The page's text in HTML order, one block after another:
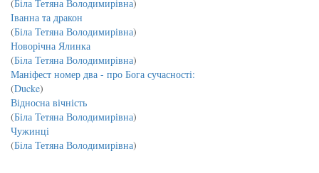
(Біла Тетяна Володимирівна)
Іванна та дракон
(Біла Тетяна Володимирівна)
Новорічна Ялинка
(Біла Тетяна Володимирівна)
Маніфест номер два - про Бога сучасності:
(Ducke)
Відносна вічність
(Біла Тетяна Володимирівна)
Чужинці
(Біла Тетяна Володимирівна)